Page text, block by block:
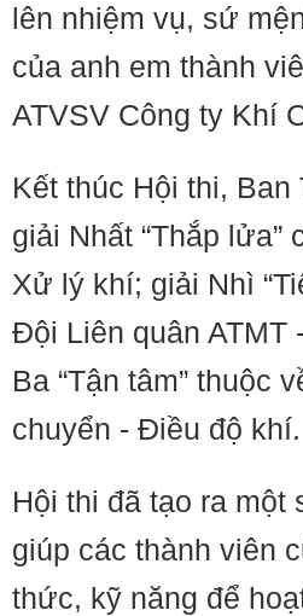
lên nhiệm vụ, sứ
của anh em thành
ATVSV Công ty Khí
Kết thúc Hội thi,
giải Nhất “Thắp lửa”
Xử lý khí; giải Nhì
Đội Liên quân ATMT
Ba “Tận tâm” thuộc
chuyển - Điều độ khí.
Hội thi đã tạo ra một
giúp các thành viên
thức, kỹ năng để